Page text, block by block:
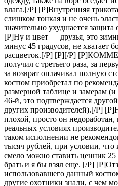
влага.[/P] [P]Внутренняя
слишком тонкая и не очень
значительно ухудшается защита
[P]Ну и цвет — друзья, это
минус 45 градусов, не хватает
расцветок.[/P] [P][/P]
получил с третьего раза, за
за возврат оплачивал полную
костюм приобретал по
размерной таблице и замерам
46-й, это подтверждается
других производителей).[/P]
плохой, просто он
реальных условиях
таком исполнении не
тысяч рублей, при условии,
смело можно ставить ценник
брать и я бы взял еще. [/P]
использовавшего данный
другие охотники знали, с чем